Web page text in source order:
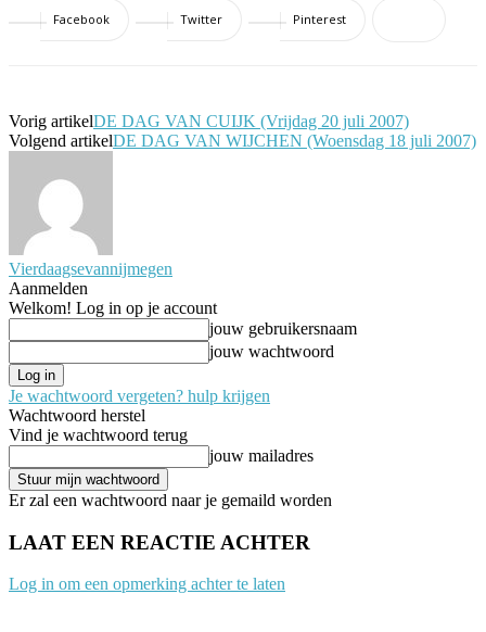
Facebook Twitter Pinterest
Vorig artikelDE DAG VAN CUIJK (Vrijdag 20 juli 2007)
Volgend artikelDE DAG VAN WIJCHEN (Woensdag 18 juli 2007)
Vierdaagsevannijmegen
Aanmelden
Welkom! Log in op je account
jouw gebruikersnaam
jouw wachtwoord
Je wachtwoord vergeten? hulp krijgen
Wachtwoord herstel
Vind je wachtwoord terug
jouw mailadres
Er zal een wachtwoord naar je gemaild worden
LAAT EEN REACTIE ACHTER
Log in om een opmerking achter te laten